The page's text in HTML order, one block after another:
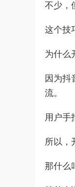
不少，
这个技
为什么
因为抖
流。
用户手
所以，
那什么